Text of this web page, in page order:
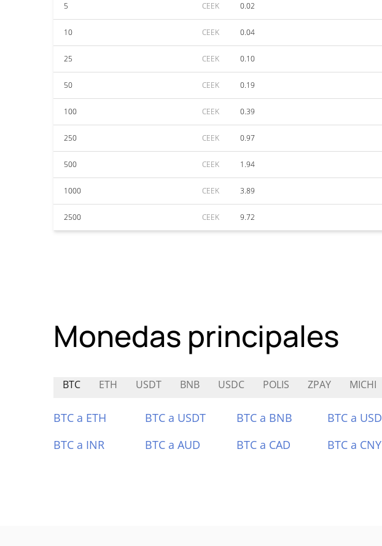
5 CEEK 0.02
10 CEEK 0.04
25 CEEK 0.10
50 CEEK 0.19
100 CEEK 0.39
250 CEEK 0.97
500 CEEK 1.94
1000 CEEK 3.89
2500 CEEK 9.72
Monedas principales
BTC ETH USDT BNB USDC POLIS ZPAY MICHI
BTC a ETH BTC a USDT BTC a BNB BTC a USD
BTC a INR
BTC a AUD BTC a CAD BTC a CNY